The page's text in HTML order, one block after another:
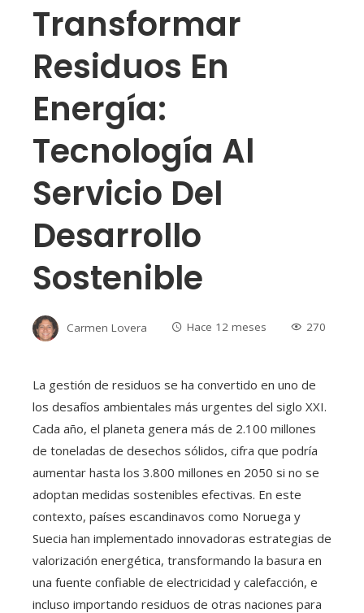
Transformar
Residuos En
Energía:
Tecnología Al
Servicio Del
Desarrollo
Sostenible
Carmen Lovera Hace 12 meses 270
La gestión de residuos se ha convertido en uno de
los desafíos ambientales más urgentes del siglo XXI.
Cada año, el planeta genera más de 2.100 millones
de toneladas de desechos sólidos, cifra que podría
aumentar hasta los 3.800 millones en 2050 si no se
adoptan medidas sostenibles efectivas. En este
contexto, países escandinavos como Noruega y
Suecia han implementado innovadoras estrategias de
valorización energética, transformando la basura en
una fuente confiable de electricidad y calefacción, e
incluso importando residuos de otras naciones para